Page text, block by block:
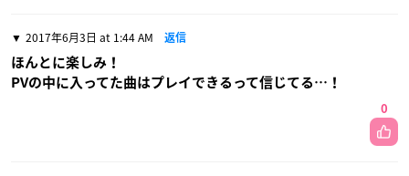
2017年6月3日 at 1:44 AM 返信
ほんとに楽しみ！
PVの中に入ってた曲はプレイできるって信じてる…！
0